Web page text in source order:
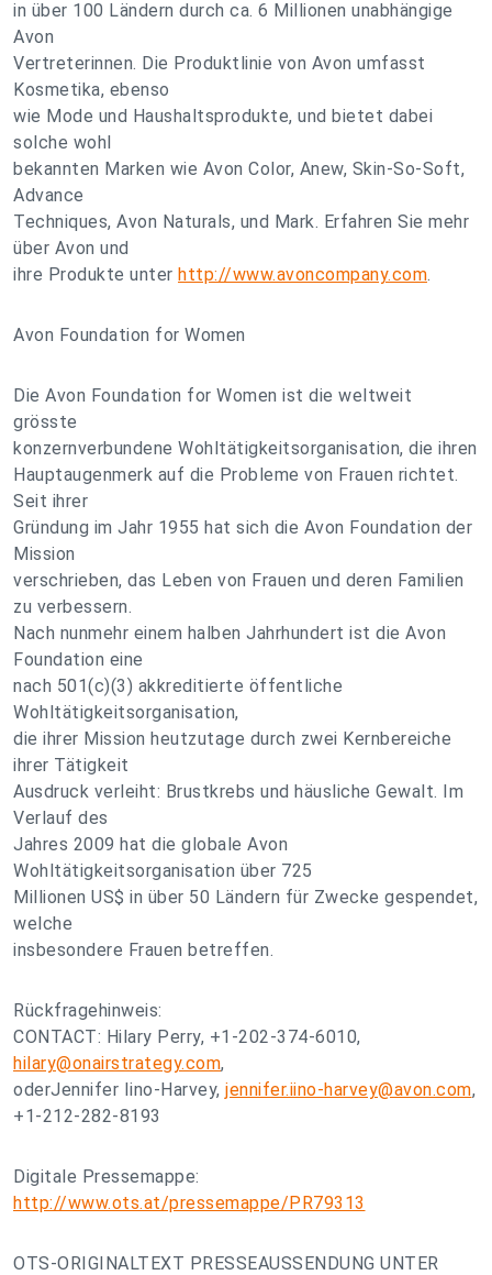
in über 100 Ländern durch ca. 6 Millionen unabhängige
Avon
Vertreterinnen. Die Produktlinie von Avon umfasst
Kosmetika, ebenso
wie Mode und Haushaltsprodukte, und bietet dabei
solche wohl
bekannten Marken wie Avon Color, Anew, Skin-So-Soft,
Advance
Techniques, Avon Naturals, und Mark. Erfahren Sie mehr
über Avon und
ihre Produkte unter http://www.avoncompany.com.
Avon Foundation for Women
Die Avon Foundation for Women ist die weltweit
grösste
konzernverbundene Wohltätigkeitsorganisation, die ihren
Hauptaugenmerk auf die Probleme von Frauen richtet.
Seit ihrer
Gründung im Jahr 1955 hat sich die Avon Foundation der
Mission
verschrieben, das Leben von Frauen und deren Familien
zu verbessern.
Nach nunmehr einem halben Jahrhundert ist die Avon
Foundation eine
nach 501(c)(3) akkreditierte öffentliche
Wohltätigkeitsorganisation,
die ihrer Mission heutzutage durch zwei Kernbereiche
ihrer Tätigkeit
Ausdruck verleiht: Brustkrebs und häusliche Gewalt. Im
Verlauf des
Jahres 2009 hat die globale Avon
Wohltätigkeitsorganisation über 725
Millionen US$ in über 50 Ländern für Zwecke gespendet,
welche
insbesondere Frauen betreffen.
Rückfragehinweis:
CONTACT: Hilary Perry, +1-202-374-6010,
hilary@onairstrategy.com,
oderJennifer Iino-Harvey, jennifer.iino-harvey@avon.com,
+1-212-282-8193
Digitale Pressemappe:
http://www.ots.at/pressemappe/PR79313
OTS-ORIGINALTEXT PRESSEAUSSENDUNG UNTER